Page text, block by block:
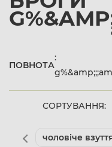
СОРТУВАННЯ:
ПОВНОТА
:
чоловіче